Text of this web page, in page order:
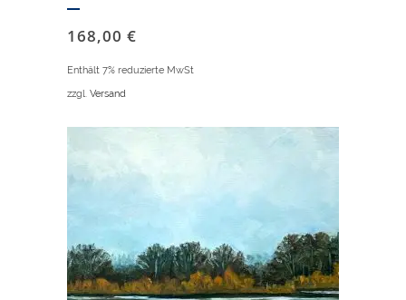
168,00 €
Enthält 7% reduzierte MwSt
zzgl. Versand